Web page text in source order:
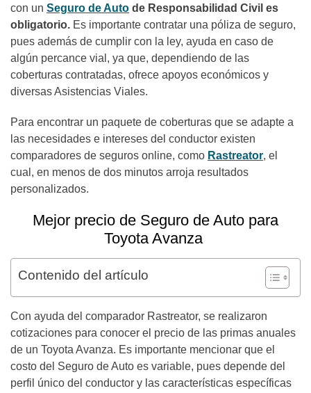
con un Seguro de Auto de Responsabilidad Civil es
obligatorio. Es importante contratar una póliza de seguro,
pues además de cumplir con la ley, ayuda en caso de
algún percance vial, ya que, dependiendo de las
coberturas contratadas, ofrece apoyos económicos y
diversas Asistencias Viales.
Para encontrar un paquete de coberturas que se adapte a
las necesidades e intereses del conductor existen
comparadores de seguros online, como Rastreator, el
cual, en menos de dos minutos arroja resultados
personalizados.
Mejor precio de Seguro de Auto para
Toyota Avanza
Contenido del artículo
Con ayuda del comparador Rastreator, se realizaron
cotizaciones para conocer el precio de las primas anuales
de un Toyota Avanza. Es importante mencionar que el
costo del Seguro de Auto es variable, pues depende del
perfil único del conductor y las características específicas